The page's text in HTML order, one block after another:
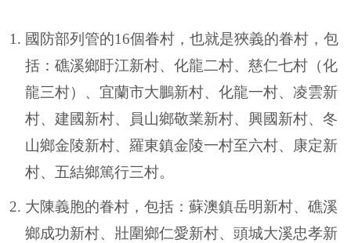
國防部列管的16個眷村，也就是狹義的眷村，包
括：礁溪鄉盱江新村、化龍二村、慈仁七村（化
龍三村）、宜蘭市大鵬新村、化龍一村、凌雲新
村、建國新村、員山鄉敬業新村、興國新村、冬
山鄉金陵新村、羅東鎮金陵一村至六村、康定新
村、五結鄉篤行三村。
大陳義胞的眷村，包括：蘇澳鎮岳明新村、礁溪
鄉成功新村、壯圍鄉仁愛新村、頭城大溪忠孝新